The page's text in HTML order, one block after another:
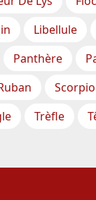
Libellule
Panthère
Trèfle